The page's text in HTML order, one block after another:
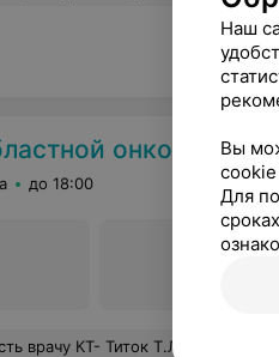
онкологический
до 18:00
моего КТ-исследования, а также врачу эндоскопического отделения Масюку В.В. за качественное и
Наш
Вы
cookie
Для